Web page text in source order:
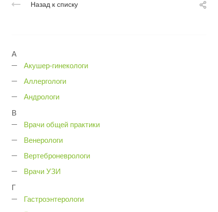
Назад к списку
А
Акушер-гинекологи
Аллергологи
Андрологи
В
Врачи общей практики
Венерологи
Вертеброневрологи
Врачи УЗИ
Г
Гастроэнтерологи